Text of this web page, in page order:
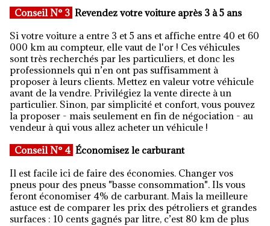
ConseilN° 3 Revendez votre voiture après 3 à 5 ans
Si votre voiture a entre 3 et 5 ans et affiche entre 40 et 60
000 km au compteur, elle vaut de l'or ! Ces véhicules
sont très recherchés par les particuliers, et donc les
professionnels qui n’en ont pas suffisamment à
proposer à leurs clients. Mettez en valeur votre véhicule
avant de la vendre. Privilégiez la vente directe à un
particulier. Sinon, par simplicité et confort, vous pouvez
la proposer - mais seulement en fin de négociation - au
vendeur à qui vous allez acheter un véhicule !
ConseilN° 4 Économisez le carburant
Il est facile ici de faire des économies. Changer vos
pneus pour des pneus "basse consommation". Ils vous
feront économiser 4% de carburant. Mais la meilleure
astuce est de comparer les prix des pétroliers et grandes
surfaces : 10 cents gagnés par litre, c’est 80 km de plus